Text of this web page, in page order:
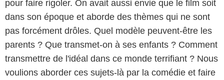
pour faire rigoler. On avait aussi envie que le film soit
dans son époque et aborde des thèmes qui ne sont
pas forcément drôles. Quel modèle peuvent-être les
parents ? Que transmet-on à ses enfants ? Comment
transmettre de l'idéal dans ce monde terrifiant ? Nous
voulions aborder ces sujets-là par la comédie et faire